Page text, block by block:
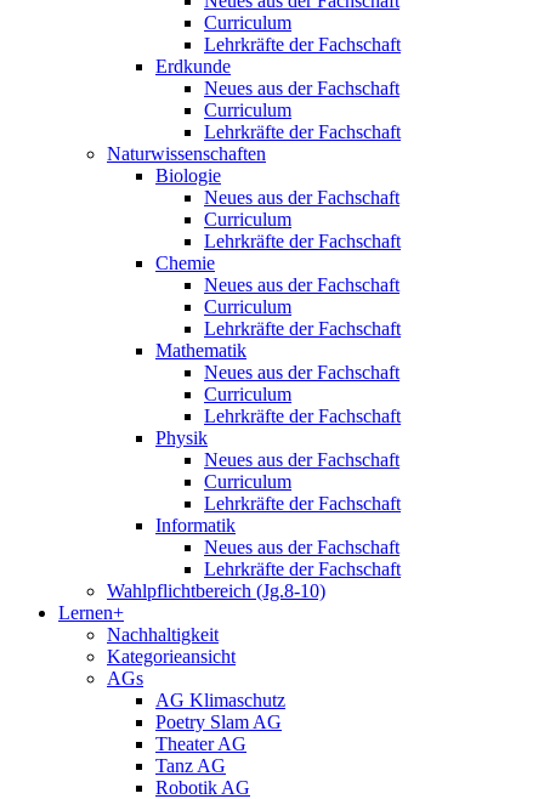
Curriculum
Lehrkräfte der Fachschaft
Erdkunde
Neues aus der Fachschaft
Curriculum
Lehrkräfte der Fachschaft
Naturwissenschaften
Biologie
Neues aus der Fachschaft
Curriculum
Lehrkräfte der Fachschaft
Chemie
Neues aus der Fachschaft
Curriculum
Lehrkräfte der Fachschaft
Mathematik
Neues aus der Fachschaft
Curriculum
Lehrkräfte der Fachschaft
Physik
Neues aus der Fachschaft
Curriculum
Lehrkräfte der Fachschaft
Informatik
Neues aus der Fachschaft
Lehrkräfte der Fachschaft
Wahlpflichtbereich (Jg.8-10)
Lernen+
Nachhaltigkeit
Kategorieansicht
AGs
AG Klimaschutz
Poetry Slam AG
Theater AG
Tanz AG
Robotik AG